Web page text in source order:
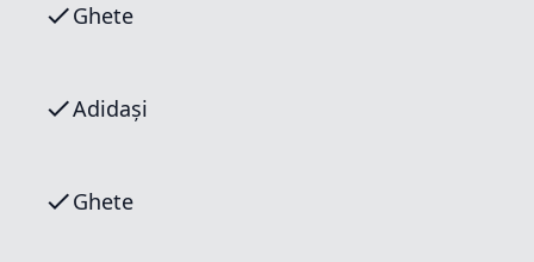
Ghete
Adidași
Ghete